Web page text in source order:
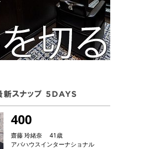
400
齋藤 玲緒奈 41歳
アバハウスインターナショナル